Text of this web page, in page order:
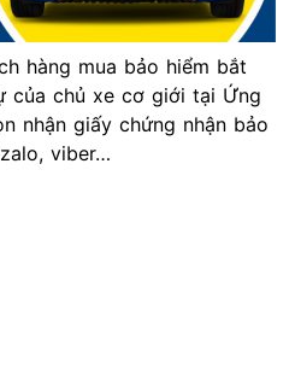
hàng mua bảo hiểm bắt
của chủ xe cơ giới tại Ứng
nhận giấy chứng nhận bảo
viber…